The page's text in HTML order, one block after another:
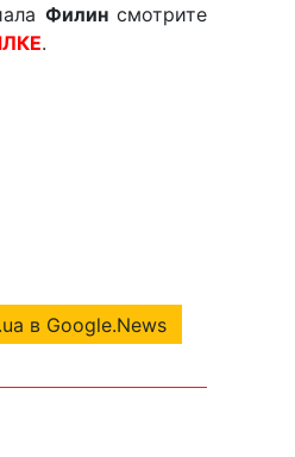
Филинсмотрите
.
в Google.News